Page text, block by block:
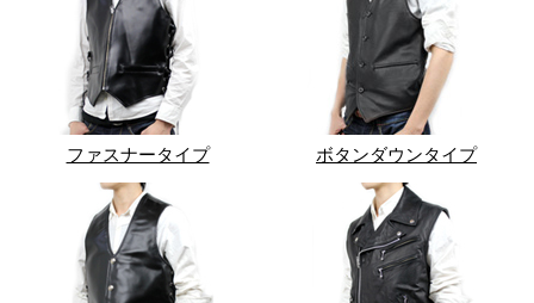
ファスナータイプ ボタンダウンタイプ